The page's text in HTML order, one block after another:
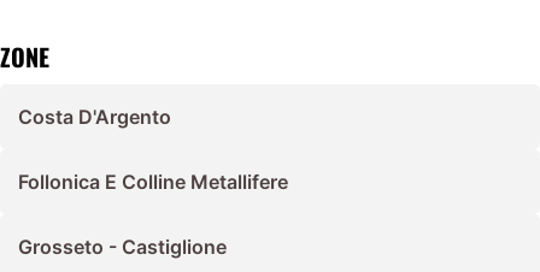
ZONE
Costa D'Argento
Follonica E Colline Metallifere
Grosseto - Castiglione